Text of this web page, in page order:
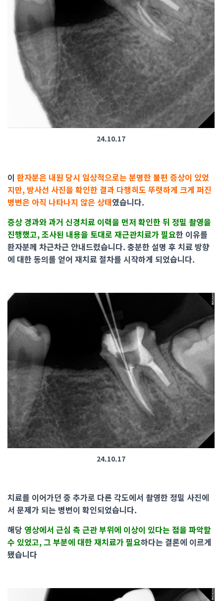
24.10.17
이 환자분은 내원 당시 임상적으로는 분명한 불편 증상이 있었
지만, 방사선 사진을 확인한 결과 다행히도 뚜렷하게 크게 퍼진
병변은 아직 나타나지 않은 상태였습니다.
증상 경과와 과거 신경치료 이력을 먼저 확인한 뒤 정밀 촬영을
진행했고, 조사된 내용을 토대로 재근관치료가 필요한 이유를
환자분께 차근차근 안내드렸습니다. 충분한 설명 후 치료 방향
에 대한 동의를 얻어 재치료 절차를 시작하게 되었습니다.
24.10.17
치료를 이어가던 중 추가로 다른 각도에서 촬영한 정밀 사진에
서 문제가 되는 병변이 확인되었습니다.
해당 영상에서 근심 측 근관 부위에 이상이 있다는 점을 파악할
수 있었고, 그 부분에 대한 재치료가 필요하다는 결론에 이르게
됐습니다